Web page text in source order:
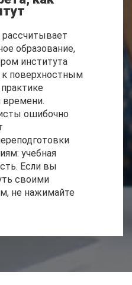
образование,
института
к поверхностным
времени.
ошибочно
учебная
Если вы
своими
не нажимайте